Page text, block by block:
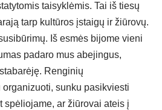
taisyklėmis. Tai iš tiesų
tarp kultūros įstaigų ir žiūrovų.
Iš esmės bijome vieni
padaro mus abejingus,
Renginių
sunku pasikviesti
spėliojame, ar žiūrovai ateis į